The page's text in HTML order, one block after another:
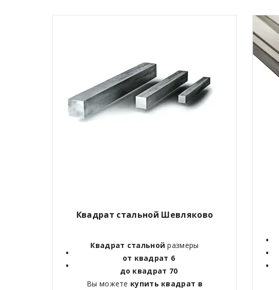
Квадрат стальной Шевляково
Квадрат стальной размеры
от квадрат 6
до квадрат 70
Вы можете купить квадрат в